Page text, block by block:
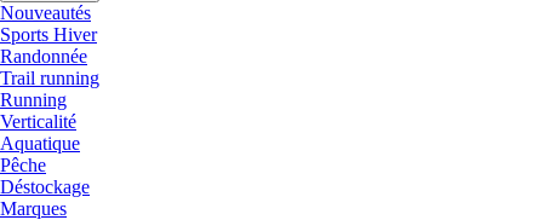
Nouveautés
Sports Hiver
Randonnée
Trail running
Running
Verticalité
Aquatique
Pêche
Déstockage
Marques